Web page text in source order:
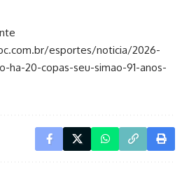
esportes/noticia/2026-
ha-20-copas-seu-simao-91-anos-